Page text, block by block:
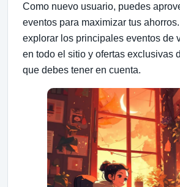
Como nuevo usuario, puedes
eventos para maximizar tus
explorar los principales eventos de
en todo el sitio y ofertas exclusivas
que debes tener en cuenta.